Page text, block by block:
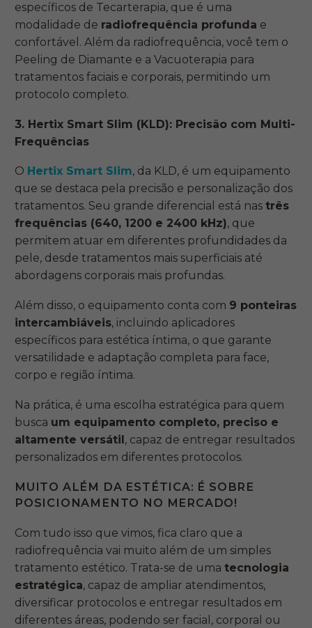
específicos de Tecarterapia, que é uma
modalidade de radiofrequência profunda e
confortável. Além da radiofrequência, você tem o
Peeling de Diamante e a Vacuoterapia para
tratamentos faciais e corporais, permitindo um
protocolo completo.
3. Hertix Smart Slim (KLD): Precisão com Multi-
Frequências
O Hertix Smart Slim, da KLD, é um equipamento
que se destaca pela precisão e personalização dos
tratamentos. Seu grande diferencial está nas três
frequências (640, 1200 e 2400 kHz), que
permitem atuar em diferentes profundidades da
pele, desde tratamentos mais superficiais até
abordagens corporais mais profundas.
Além disso, o equipamento conta com 9 ponteiras
intercambiáveis, incluindo aplicadores
específicos para estética íntima, o que garante
versatilidade e adaptação completa para face,
corpo e região íntima.
Na prática, é uma escolha estratégica para quem
busca um equipamento completo, preciso e
altamente versátil, capaz de entregar resultados
personalizados em diferentes protocolos.
MUITO ALÉM DA ESTÉTICA: É SOBRE
POSICIONAMENTO NO MERCADO!
Com tudo isso que vimos, fica claro que a
radiofrequência vai muito além de um simples
tratamento estético. Trata-se de uma tecnologia
estratégica, capaz de ampliar atendimentos,
diversificar protocolos e entregar resultados em
diferentes áreas, podendo ser facial, corporal ou